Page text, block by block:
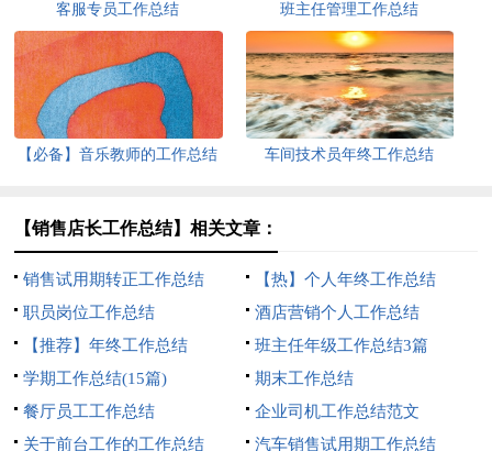
客服专员工作总结 班主任管理工作总结
【必备】音乐教师的工作总结
车间技术员年终工作总结
【销售店长工作总结】相关文章：
销售试用期转正工作总结
【热】个人年终工作总结
职员岗位工作总结
酒店营销个人工作总结
【推荐】年终工作总结
班主任年级工作总结3篇
学期工作总结(15篇)
期末工作总结
餐厅员工工作总结
企业司机工作总结范文
关于前台工作的工作总结
汽车销售试用期工作总结